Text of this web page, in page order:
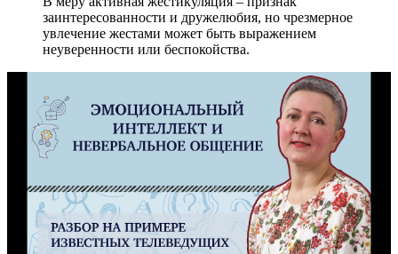
заинтересованности и дружелюбия, но чрезмерное
увлечение жестами может быть выражением
неуверенности или беспокойства.